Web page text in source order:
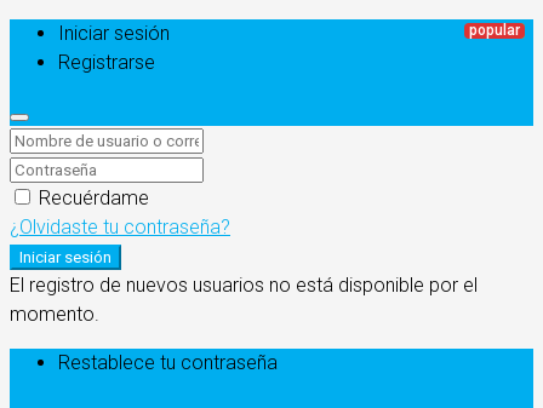
Iniciar sesión
Registrarse
Recuérdame
¿Olvidaste tu contraseña?
Iniciar sesión
El registro de nuevos usuarios no está disponible por el
momento.
Restablece tu contraseña